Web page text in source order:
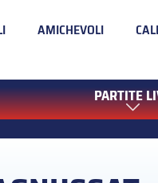
AMICHEVOLI
PARTITE